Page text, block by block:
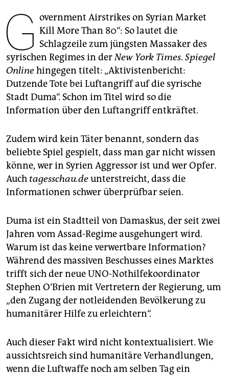
genossenschaft
epaper login
G overnment Airstrikes on Syrian Market
Kill More Than 80“: So lautet die
Schlagzeile zum jüngsten Massaker des
syrischen Regimes in derNew York Times. Spiegel
Onlinehingegen titelt: „Aktivistenbericht:
Dutzende Tote bei Luftangriff auf die syrische
Stadt Duma“. Schon im Titel wird so die
Information über den Luftangriff entkräftet.
Zudem wird kein Täter benannt, sondern das
beliebte Spiel gespielt, dass man gar nicht wissen
könne, wer in Syrien Aggressor ist und wer Opfer.
Auch tagesschau.deunterstreicht, dass die
Informationen schwer überprüfbar seien.
Duma ist ein Stadtteil von Damaskus, der seit zwei
Jahren vom Assad-Regime ausgehungert wird.
Warum ist das keine verwertbare Information?
Während des massiven Beschusses eines Marktes
trifft sich der neue UNO-Nothilfekoordinator
Stephen O‘Brien mit Vertretern der Regierung, um
„den Zugang der notleidenden Bevölkerung zu
humanitärer Hilfe zu erleichtern“.
Auch dieser Fakt wird nicht kontextualisiert. Wie
aussichtsreich sind humanitäre Verhandlungen,
wenn die Luftwaffe noch am selben Tag ein